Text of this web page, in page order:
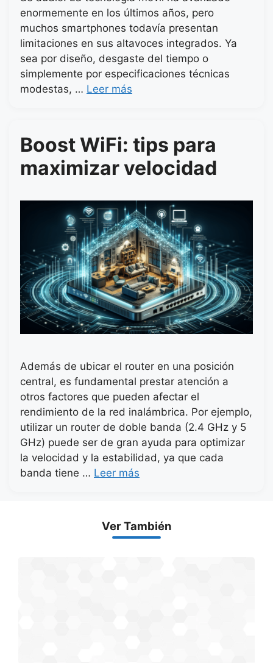
enormemente en los últimos años, pero
muchos smartphones todavía presentan
limitaciones en sus altavoces integrados. Ya
sea por diseño, desgaste del tiempo o
simplemente por especificaciones técnicas
modestas, … Leer más
Boost WiFi: tips para
maximizar velocidad
Además de ubicar el router en una posición
central, es fundamental prestar atención a
otros factores que pueden afectar el
rendimiento de la red inalámbrica. Por ejemplo,
utilizar un router de doble banda (2.4 GHz y 5
GHz) puede ser de gran ayuda para optimizar
la velocidad y la estabilidad, ya que cada
banda tiene … Leer más
Ver También